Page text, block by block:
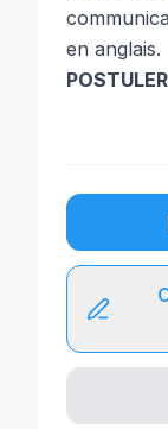
en anglais.
POSTULER